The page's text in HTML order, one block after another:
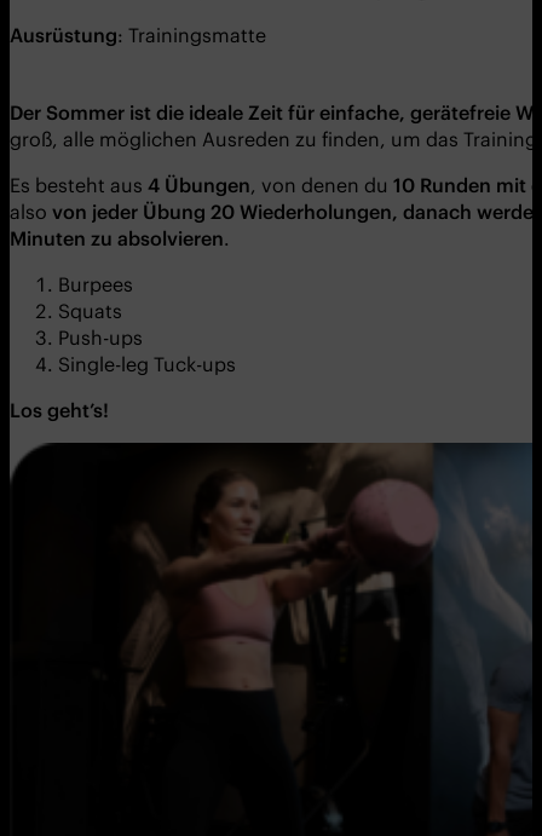
Ausrüstung: Trainingsmatte
Der Sommer ist die ideale Zeit für einfache, gerätefreie
groß, alle möglichen Ausreden zu finden, um das
Es besteht aus 4 Übungen, von denen du 10 Runden mit
also von jeder Übung 20 Wiederholungen, danach
Minuten zu absolvieren.
Burpees
Squats
Push-ups
Single-leg Tuck-ups
Los geht’s!